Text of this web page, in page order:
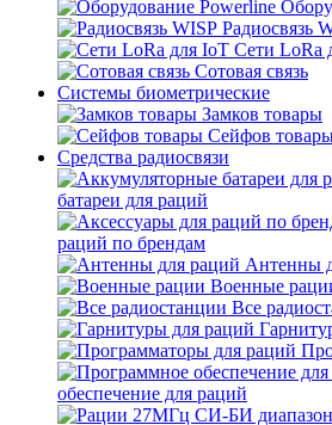
Радиосвязь
Сети LoRa
Сотовая связь
Системы биометрические
Замков товары
Сейфов
Средства радиосвязи
батареи для раций
раций по брендам
Антенны
Военные
Все
обеспечение для раций